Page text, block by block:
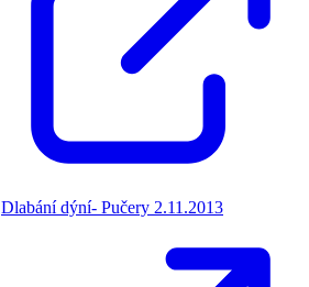
Dlabání dýní- Pučery 2.11.2013